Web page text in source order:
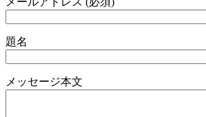
題名
メッセージ本文